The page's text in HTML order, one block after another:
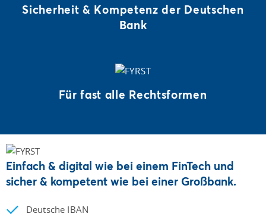
Sicherheit & Kompetenz der Deutschen
Bank
Für fast alle Rechtsformen
Einfach & digital wie bei einem FinTech und
sicher & kompetent wie bei einer Großbank.
Deutsche IBAN